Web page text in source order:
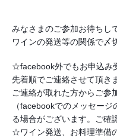
みなさまのご参加お待ちし
ワインの発送等の関係で〆
☆facebook外でもお申込み
先着順でご連絡させて頂き
ご連絡が取れた方からご参
（facebookでのメッセー
る場合がございます。ご確
☆ワイン発送、お料理準備